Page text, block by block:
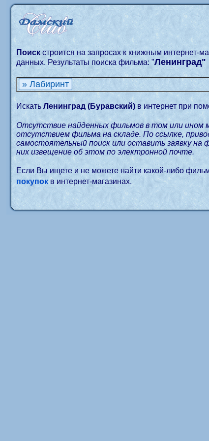
Поиск строится на запросах к книжным интернет-
данных. Результаты поиска фильма: "Ленинград"
» Лабиринт
ИскатьЛенинград (Буравский)в интернет при
Отсутствие найденных фильмов в том или ином
отсутствием фильма на складе. По ссылке,
самостоятельный поиск или оставить заявку на
них извещение об этом по электронной почте.
Если Вы ищете и не можете найти какой-либо
покупокв интернет-магазинах.